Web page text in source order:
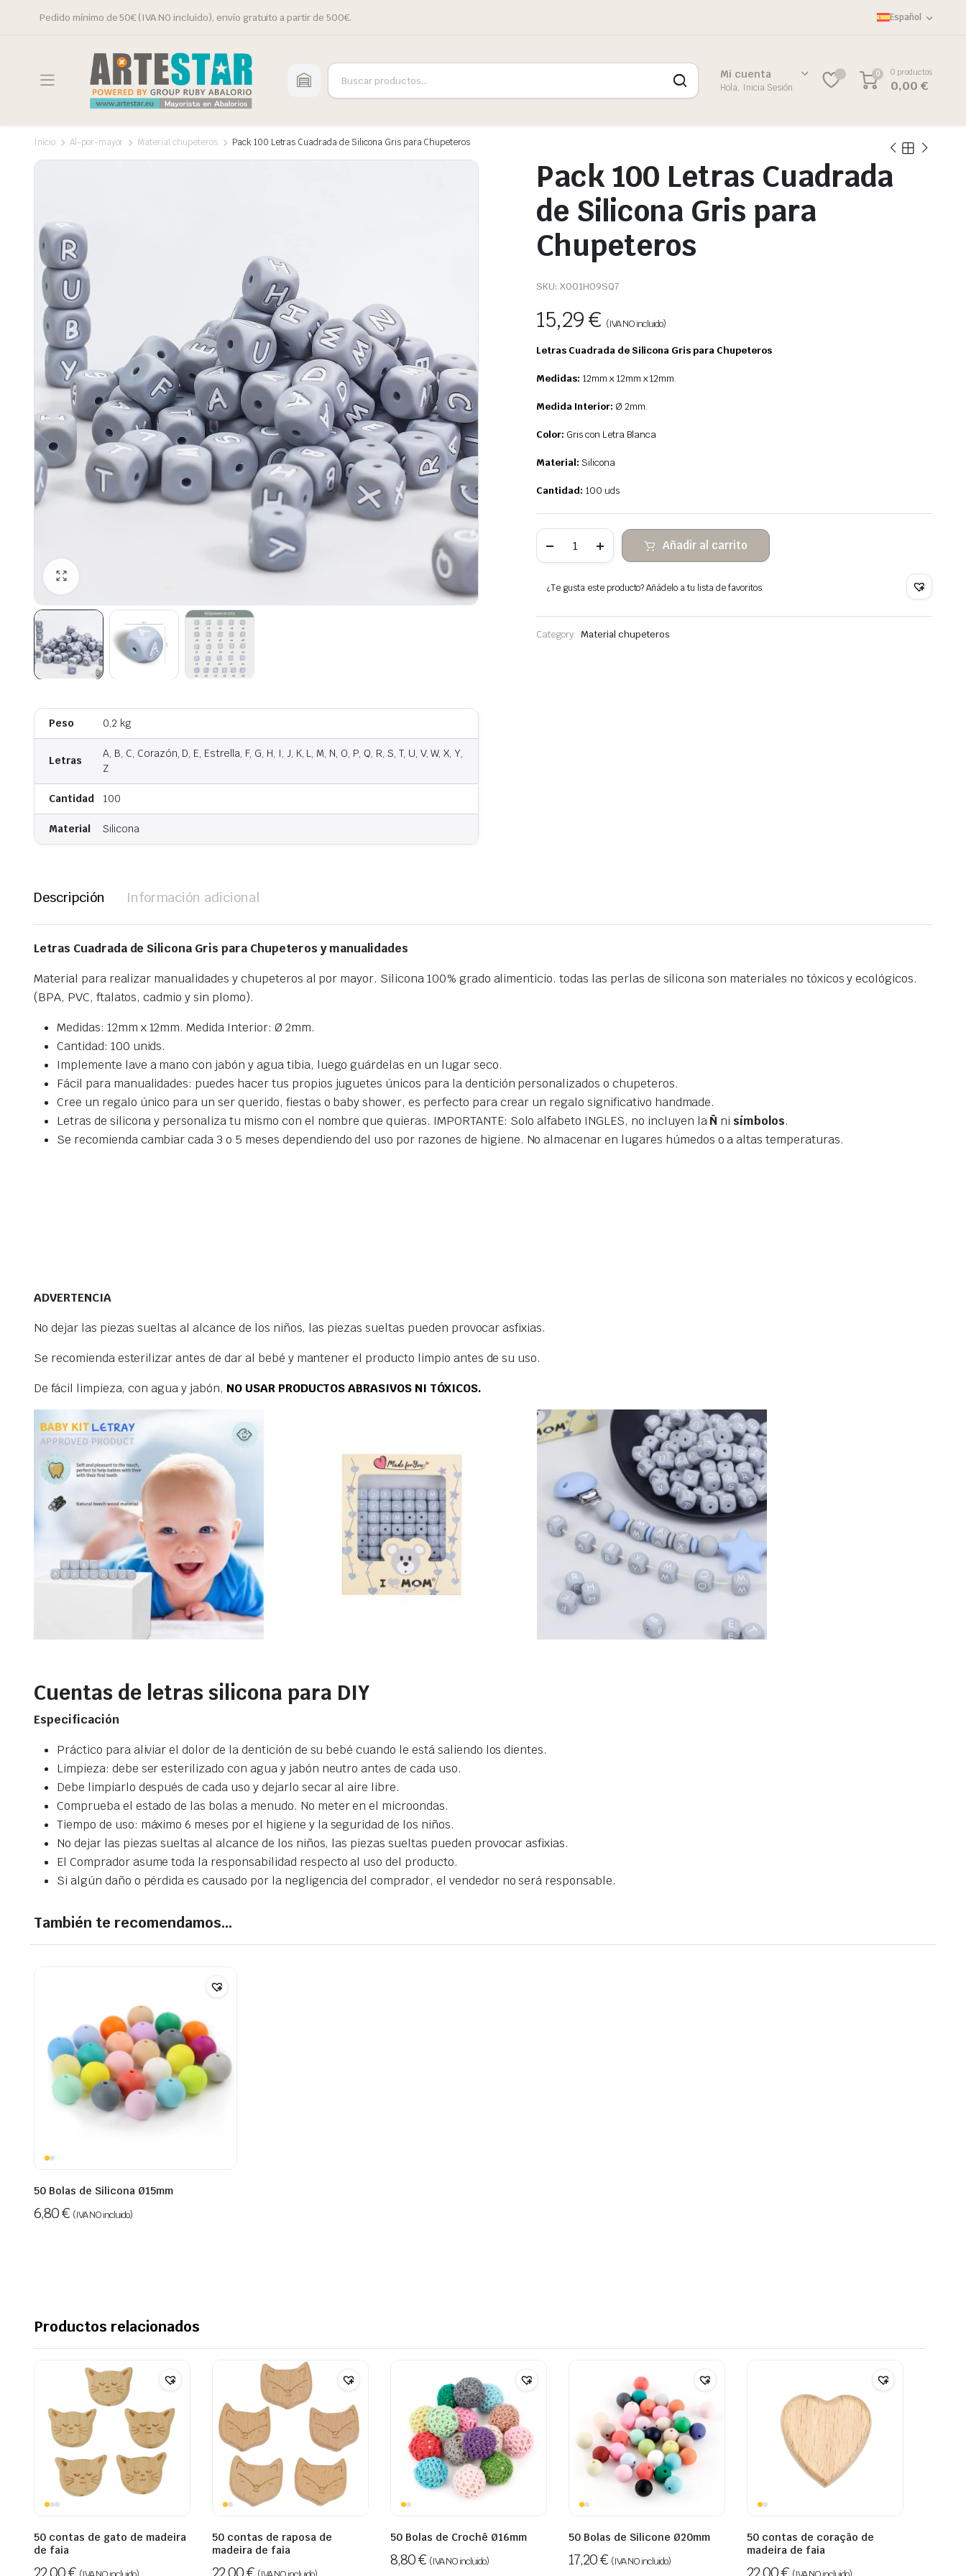
Pedido mínimo de 50€ (IVA NO incluido), envío gratuito a partir de 500€. Español
Mi cuenta
Hola, Inicia Sesión
0 0 productos
0,00€
Inicio Al-por-mayor Material chupeteros Pack 100 Letras Cuadrada de Silicona Gris para Chupeteros
Peso 0,2 kg
Letras
A, B, C, Corazón, D, E, Estrella, F, G, H, I, J, K, L, M, N, O, P, Q, R, S, T, U, V, W, X, Y,
Z
Cantidad 100
Material Silicona
Pack 100 Letras Cuadrada
de Silicona Gris para
Chupeteros
SKU: X001H09SQ7
15,29€ (IVA NO incluido)
Letras Cuadrada de Silicona Gris para Chupeteros
Medidas: 12mm x 12mm x 12mm.
Medida Interior: Ø 2mm.
Color: Gris con Letra Blanca
Material: Silicona
Cantidad: 100 uds
100
Letras
de
Silicona
para
Chupeteros
Añadir al carrito
¿Te gusta este producto? Añádelo a tu lista de favoritos.
Category: Material chupeteros
Descripción Información adicional
Letras Cuadrada de Silicona Gris para Chupeteros y manualidades
Material para realizar manualidades y chupeteros al por mayor. Silicona 100% grado alimenticio. todas las perlas de silicona son materiales no tóxicos y ecológicos.
(BPA, PVC, ftalatos, cadmio y sin plomo).
Medidas: 12mm x 12mm. Medida Interior: Ø 2mm.
Cantidad: 100 unids.
Implemente lave a mano con jabón y agua tibia, luego guárdelas en un lugar seco.
Fácil para manualidades: puedes hacer tus propios juguetes únicos para la dentición personalizados o chupeteros.
Cree un regalo único para un ser querido, fiestas o baby shower, es perfecto para crear un regalo significativo handmade.
Letras de silicona y personaliza tu mismo con el nombre que quieras. IMPORTANTE: Solo alfabeto INGLES, no incluyen laÑ ni símbolos.
Se recomienda cambiar cada 3 o 5 meses dependiendo del uso por razones de higiene. No almacenar en lugares húmedos o a altas temperaturas.
ADVERTENCIA
No dejar las piezas sueltas al alcance de los niños, las piezas sueltas pueden provocar asfixias.
Se recomienda esterilizar antes de dar al bebé y mantener el producto limpio antes de su uso.
De fácil limpieza, con agua y jabón, NO USAR PRODUCTOS ABRASIVOS NI TÓXICOS.
Cuentas de letras silicona para DIY
Especificación
Práctico para aliviar el dolor de la dentición de su bebé cuando le está saliendo los dientes.
Limpieza: debe ser esterilizado con agua y jabón neutro antes de cada uso.
Debe limpiarlo después de cada uso y dejarlo secar al aire libre.
Comprueba el estado de las bolas a menudo. No meter en el microondas.
Tiempo de uso: máximo 6 meses por el higiene y la seguridad de los niños.
No dejar las piezas sueltas al alcance de los niños, las piezas sueltas pueden provocar asfixias.
El Comprador asume toda la responsabilidad respecto al uso del producto.
Si algún daño o pérdida es causado por la negligencia del comprador, el vendedor no será responsable.
También te recomendamos…
50 Bolas de Silicona Ø15mm
6,80€ (IVA NO incluido)
Productos relacionados
50 contas de gato de madeira
de faia
22,00€
50 contas de raposa de
madeira de faia
22,00€
50 Bolas de Crochê Ø16mm
8,80€ (IVA NO incluido)
50 Bolas de Silicone Ø20mm
17,20€ (IVA NO incluido)
50 contas de coração de
madeira de faia
22,00€